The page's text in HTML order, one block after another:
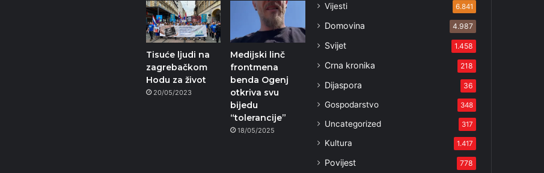
Tisuće ljudi na
zagrebačkom
Hodu za život
20/05/2023
Medijski linč
frontmena
benda Ogenj
otkriva svu
bijedu
“tolerancije”
18/05/2025
Vijesti 6.841
Domovina 4.987
Svijet 1.458
Crna kronika 218
Dijaspora 36
Gospodarstvo 348
Uncategorized 317
Kultura 1.417
Povijest 778